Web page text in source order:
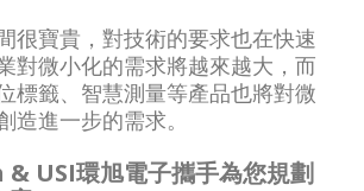
很寶貴，對技術的要求也在快速
對微小化的需求將越來越大，而
標籤、智慧測量等產品也將對微
造進一步的需求。
USI環旭電子攜手為您規劃